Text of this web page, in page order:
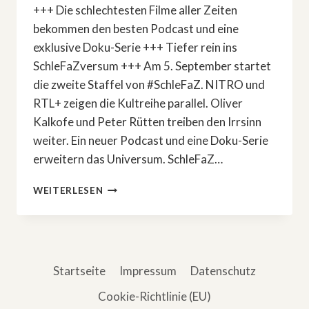
+++ Die schlechtesten Filme aller Zeiten
bekommen den besten Podcast und eine
exklusive Doku-Serie +++ Tiefer rein ins
SchleFaZversum +++ Am 5. September startet
die zweite Staffel von #SchleFaZ. NITRO und
RTL+ zeigen die Kultreihe parallel. Oliver
Kalkofe und Peter Rütten treiben den Irrsinn
weiter. Ein neuer Podcast und eine Doku-Serie
erweitern das Universum. SchleFaZ…
WEITERLESEN SCHLEFAZVERSUM:
PODCAST
SERIE
Startseite Impressum
Datenschutz
Cookie-Richtlinie (EU)